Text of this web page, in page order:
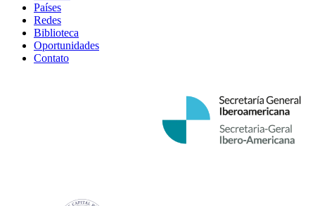
Países
Redes
Biblioteca
Oportunidades
Contato